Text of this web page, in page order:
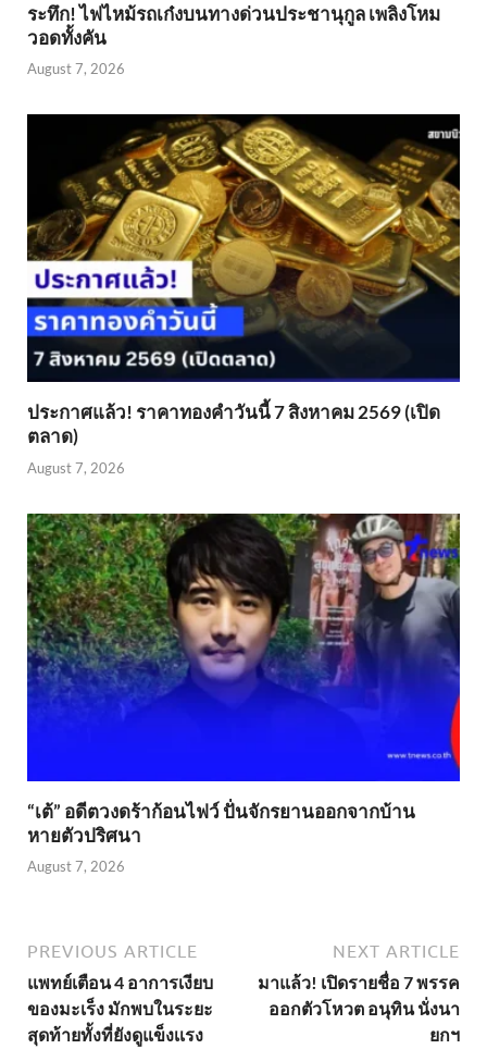
ระทึก! ไฟไหม้รถเก๋งบนทางด่วนประชานุกูล เพลิงโหม
วอดทั้งคัน
August 7, 2026
ประกาศแล้ว! ราคาทองคำวันนี้ 7 สิงหาคม 2569 (เปิด
ตลาด)
August 7, 2026
“เต้” อดีตวงดร้าก้อนไฟว์ ปั่นจักรยานออกจากบ้าน
หายตัวปริศนา
August 7, 2026
PREVIOUS ARTICLE
แพทย์เตือน 4 อาการเงียบ
ของมะเร็ง มักพบในระยะ
สุดท้ายทั้งที่ยังดูแข็งเเรง
NEXT ARTICLE
มาแล้ว! เปิดรายชื่อ 7 พรรค
ออกตัวโหวต อนุทิน นั่งนา
ยกฯ